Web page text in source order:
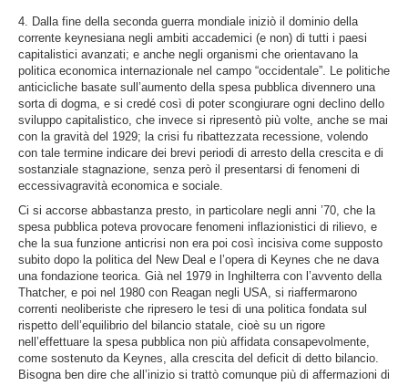
4. Dalla fine della seconda guerra mondiale iniziò il dominio della
corrente keynesiana negli ambiti accademici (e non) di tutti i paesi
capitalistici avanzati; e anche negli organismi che orientavano la
politica economica internazionale nel campo “occidentale”. Le politiche
anticicliche basate sull’aumento della spesa pubblica divennero una
sorta di dogma, e si credé così di poter scongiurare ogni declino dello
sviluppo capitalistico, che invece si ripresentò più volte, anche se mai
con la gravità del 1929; la crisi fu ribattezzata recessione, volendo
con tale termine indicare dei brevi periodi di arresto della crescita e di
sostanziale stagnazione, senza però il presentarsi di fenomeni di
eccessivagravità economica e sociale.
Ci si accorse abbastanza presto, in particolare negli anni ’70, che la
spesa pubblica poteva provocare fenomeni inflazionistici di rilievo, e
che la sua funzione anticrisi non era poi così incisiva come supposto
subito dopo la politica del New Deal e l’opera di Keynes che ne dava
una fondazione teorica. Già nel 1979 in Inghilterra con l’avvento della
Thatcher, e poi nel 1980 con Reagan negli USA, si riaffermarono
correnti neoliberiste che ripresero le tesi di una politica fondata sul
rispetto dell’equilibrio del bilancio statale, cioè su un rigore
nell’effettuare la spesa pubblica non più affidata consapevolmente,
come sostenuto da Keynes, alla crescita del deficit di detto bilancio.
Bisogna ben dire che all’inizio si trattò comunque più di affermazioni di